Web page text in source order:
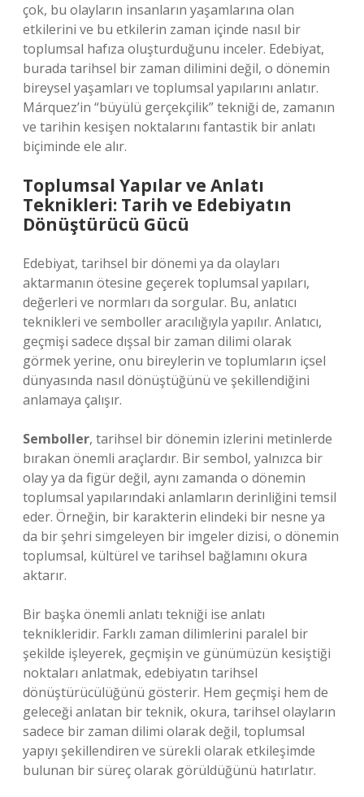
çok, bu olayların insanların yaşamlarına olan
etkilerini ve bu etkilerin zaman içinde nasıl bir
toplumsal hafıza oluşturduğunu inceler. Edebiyat,
burada tarihsel bir zaman dilimini değil, o dönemin
bireysel yaşamları ve toplumsal yapılarını anlatır.
Márquez’in “büyülü gerçekçilik” tekniği de, zamanın
ve tarihin kesişen noktalarını fantastik bir anlatı
biçiminde ele alır.
Toplumsal Yapılar ve Anlatı
Teknikleri: Tarih ve Edebiyatın
Dönüştürücü Gücü
Edebiyat, tarihsel bir dönemi ya da olayları
aktarmanın ötesine geçerek toplumsal yapıları,
değerleri ve normları da sorgular. Bu, anlatıcı
teknikleri ve semboller aracılığıyla yapılır. Anlatıcı,
geçmişi sadece dışsal bir zaman dilimi olarak
görmek yerine, onu bireylerin ve toplumların içsel
dünyasında nasıl dönüştüğünü ve şekillendiğini
anlamaya çalışır.
Semboller, tarihsel bir dönemin izlerini metinlerde
bırakan önemli araçlardır. Bir sembol, yalnızca bir
olay ya da figür değil, aynı zamanda o dönemin
toplumsal yapılarındaki anlamların derinliğini temsil
eder. Örneğin, bir karakterin elindeki bir nesne ya
da bir şehri simgeleyen bir imgeler dizisi, o dönemin
toplumsal, kültürel ve tarihsel bağlamını okura
aktarır.
Bir başka önemli anlatı tekniği ise anlatı
teknikleridir. Farklı zaman dilimlerini paralel bir
şekilde işleyerek, geçmişin ve günümüzün kesiştiği
noktaları anlatmak, edebiyatın tarihsel
dönüştürücülüğünü gösterir. Hem geçmişi hem de
geleceği anlatan bir teknik, okura, tarihsel olayların
sadece bir zaman dilimi olarak değil, toplumsal
yapıyı şekillendiren ve sürekli olarak etkileşimde
bulunan bir süreç olarak görüldüğünü hatırlatır.